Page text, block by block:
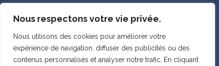
Nous respectons votre vie privée.
Nous utilisons des cookies pour améliorer votre
expérience de navigation, diffuser des publicités ou des
contenus personnalisés et analyser notre trafic. En cliquant
VULGARISATION
diagnostique et l’impact...